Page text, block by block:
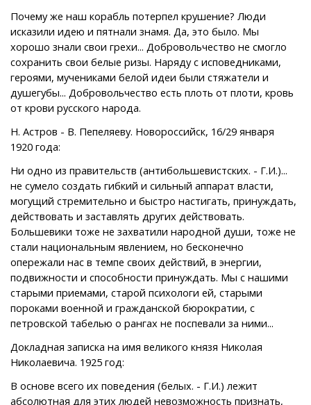
Почему же наш корабль потерпел крушение? Люди
исказили идею и пятнали знамя. Да, это было. Мы
хорошо знали свои грехи... Добровольчество не смогло
сохранить свои белые ризы. Наряду с исповедниками,
героями, мучениками белой идеи были стяжатели и
душегубы... Добровольчество есть плоть от плоти, кровь
от крови русского народа.
Н. Астров - В. Пепеляеву. Новороссийск, 16/29 января
1920 года:
Ни одно из правительств (антибольшевистских. - Г.И.)...
не сумело создать гибкий и сильный аппарат власти,
могущий стремительно и быстро настигать, принуждать,
действовать и заставлять других действовать.
Большевики тоже не захватили народной души, тоже не
стали национальным явлением, но бесконечно
опережали нас в темпе своих действий, в энергии,
подвижности и способности принуждать. Мы с нашими
старыми приемами, старой психологи ей, старыми
пороками военной и гражданской бюрократии, с
петровской табелью о рангах не поспевали за ними...
Докладная записка на имя великого князя Николая
Николаевича. 1925 год:
В основе всего их поведения (белых. - Г.И.) лежит
абсолютная для этих людей невозможность признать,